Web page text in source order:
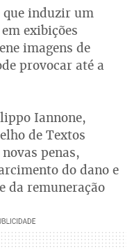
que induzir um
exibições
imagens de
provocar até a
Iannone,
de Textos
penas,
do dano e
da remuneração